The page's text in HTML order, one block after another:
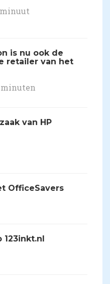
minuut
is nu ook de
retailer van het
minuten
van HP
OfficeSavers
123inkt.nl